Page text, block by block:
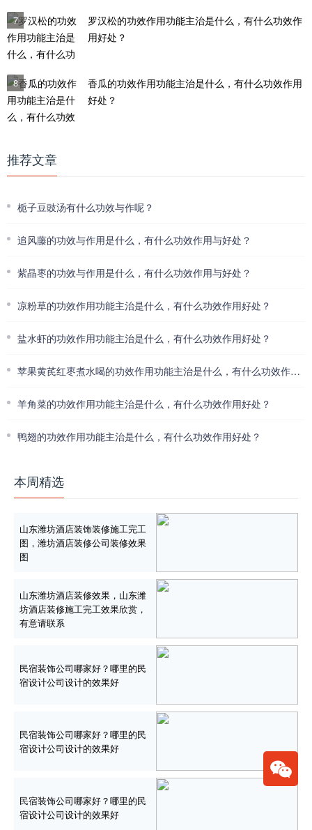
7
罗汉松的功效作用功能主治是什么，有什么功效作
用好处？
8
香瓜的功效作用功能主治是什么，有什么功效作用
好处？
推荐文章
栀子豆豉汤有什么功效与作呢？
追风藤的功效与作用是什么，有什么功效作用与好处？
紫晶枣的功效与作用是什么，有什么功效作用与好处？
凉粉草的功效作用功能主治是什么，有什么功效作用好处？
盐水虾的功效作用功能主治是什么，有什么功效作用好处？
苹果黄芪红枣煮水喝的功效作用功能主治是什么，有什么功效作用好处？
羊角菜的功效作用功能主治是什么，有什么功效作用好处？
鸭翅的功效作用功能主治是什么，有什么功效作用好处？
本周精选
山东潍坊酒店装饰装修施工完工
图，潍坊酒店装修公司装修效果
图
山东潍坊酒店装修效果，山东潍
坊酒店装修施工完工效果欣赏，
有意请联系
民宿装饰公司哪家好？哪里的民
宿设计公司设计的效果好
民宿装饰公司哪家好？哪里的民
宿设计公司设计的效果好
民宿装饰公司哪家好？哪里的民
宿设计公司设计的效果好